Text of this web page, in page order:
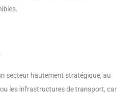
secteur hautement stratégique, au
les infrastructures de transport, car